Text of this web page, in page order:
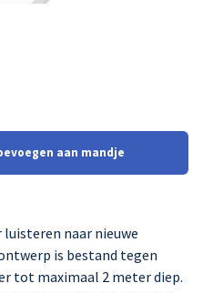
naar nieuwe
is bestand tegen
tot maximaal 2 meter diep.